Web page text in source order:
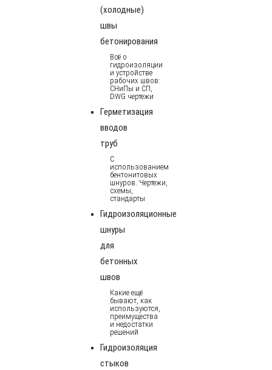
(холодные)
швы
бетонирования
Всё о
гидроизоляции
и устройстве
рабочих швов:
СНиПы и СП,
DWG чертежи
Герметизация
вводов
труб
С
использованием
бентонитовых
шнуров. Чертежи,
схемы,
стандарты
Гидроизоляционные
шнуры
для
бетонных
швов
Какие ещё
бывают, как
используются,
преимущества
и недостатки
решений
Гидроизоляция
стыков